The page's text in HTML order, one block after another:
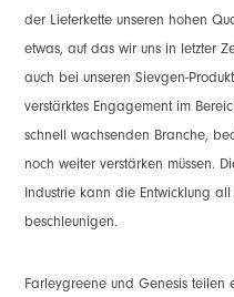
der Lieferkette unseren hohen
etwas, auf das wir uns in letzter
auch bei unseren Sievgen-
verstärktes Engagement im
schnell wachsenden Branche,
noch weiter verstärken müssen.
Industrie kann die Entwicklung
beschleunigen.
Farleygreene und Genesis teilen